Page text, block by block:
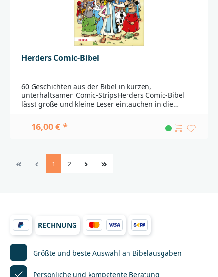
Herders Comic-Bibel
60 Geschichten aus der Bibel in kurzen,
unterhaltsamen Comic-StripsHerders Comic-Bibel
lässt große und kleine Leser eintauchen in die
von Hirten und Königen, großen Helden und
mutigen Abenteurern, Wrestling-Superstars,
Szenen viel zu entdecken, z.B. einen Taxistand für
Kamele, den Gasthof zum „Goldenen Kalb“, Bennis
Bagelstand oder die Wagenwerkstatt „Al Reparid“.So
Comics)Jesus Barony (u.a. Aces
Week).____________________________________________________
_________Bei Fragen zur Produktsicherheit wenden Sie
sich bitte an:Verlag Herder GmbHHermann-Herder-
Str. 479104 Freiburgkundenservice@herder.de
16,00 € *
1 2
RECHNUNG
Größte und beste Auswahl an Bibelausgaben
Persönliche und kompetente Beratung